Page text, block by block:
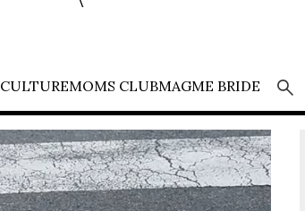
CULTUREMOMS CLUBMAGME BRIDE